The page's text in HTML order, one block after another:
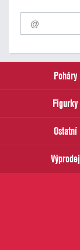
Pro
odběr
našich
email
Poháry
Figurky
Ostatní
Výprodej